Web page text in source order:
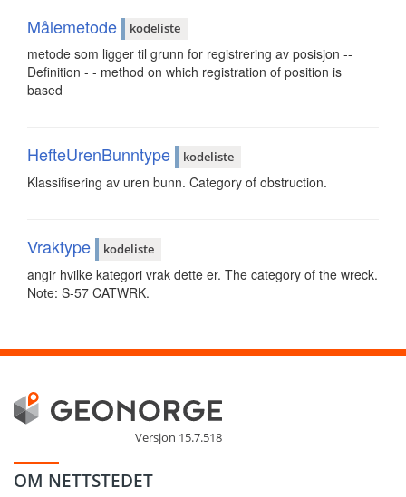
Målemetode kodeliste
metode som ligger til grunn for registrering av posisjon --
Definition - - method on which registration of position is
based
HefteUrenBunntype kodeliste
Klassifisering av uren bunn. Category of obstruction.
Vraktype kodeliste
angir hvilke kategori vrak dette er. The category of the wreck.
Note: S-57 CATWRK.